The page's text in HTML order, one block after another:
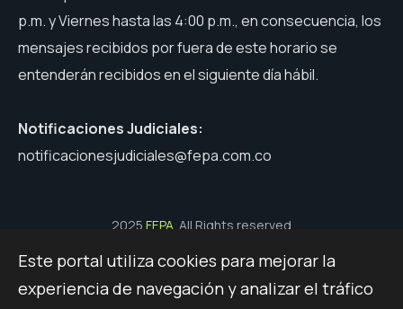
p.m. y Viernes hasta las 4:00 p.m., en consecuencia, los
mensajes recibidos por fuera de este horario se
entenderán recibidos en el siguiente día hábil.
Notificaciones Judiciales:
notificacionesjudiciales@fepa.com.co
2025 FEPA . All Rights reserved
Políticas de Seguridad, Términos y Condiciones de Uso
Mapa del Sitio
Este portal utiliza cookies para mejorar la
experiencia de navegación y analizar el tráfico